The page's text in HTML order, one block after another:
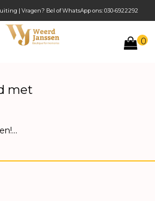
0
| Vragen? Bel of WhatsApp ons: 030-6922292
met